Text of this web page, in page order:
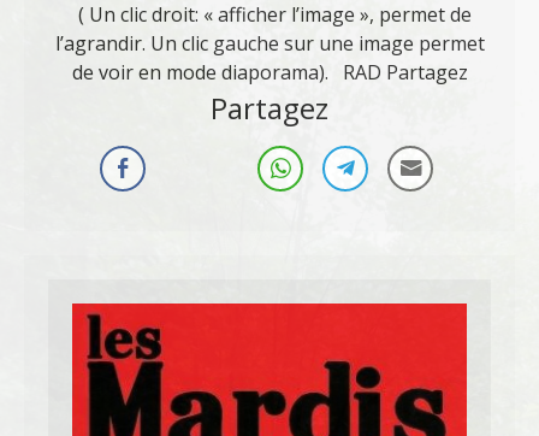
( Un clic droit: « afficher l’image », permet de
l’agrandir. Un clic gauche sur une image permet
de voir en mode diaporama). RAD Partagez
Partagez